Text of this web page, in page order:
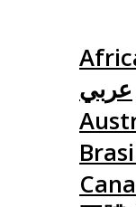
عربي